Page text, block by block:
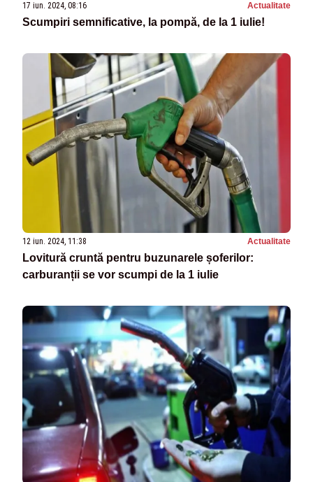
17 iun. 2024, 08:16 Actualitate
Scumpiri semnificative, la pompă, de la 1 iulie!
12 iun. 2024, 11:38 Actualitate
Lovitură cruntă pentru buzunarele șoferilor:
carburanții se vor scumpi de la 1 iulie